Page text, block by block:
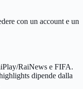
con un account e un
RaiNews e FIFA.
dipende dalla